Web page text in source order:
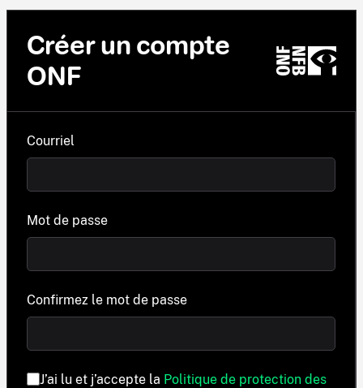
Créer un compte
ONF
Courriel
Mot de passe
Confirmez le mot de passe
J’ai lu et j’accepte la Politique de protection des